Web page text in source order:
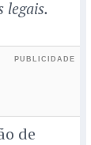
legais.
de